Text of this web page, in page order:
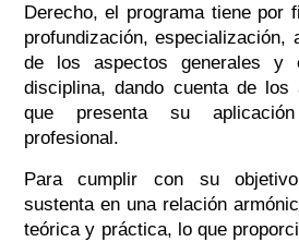
Derecho, el programa tiene por
profundización, especialización,
de los aspectos generales y
disciplina, dando cuenta de
que presenta su
profesional.
Para cumplir con su
sustenta en una relación
teórica y práctica, lo que